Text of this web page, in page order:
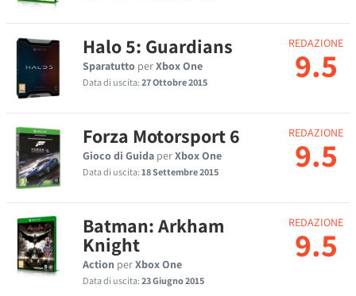
Halo 5: Guardians
Sparatutto perXbox One
Data di uscita:27 Ottobre 2015
REDAZIONE
9.5
Forza Motorsport 6
Gioco di Guida perXbox One
Data di uscita:18 Settembre 2015
REDAZIONE
9.5
Batman: Arkham
Knight
Action perXbox One
Data di uscita:23 Giugno 2015
REDAZIONE
9.5